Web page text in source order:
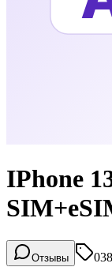
IPhone
Отзывы